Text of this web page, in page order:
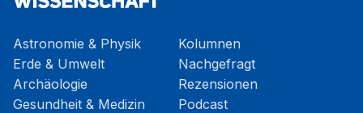
Astronomie & Physik
Erde & Umwelt
Archäologie
Gesundheit & Medizin
Kolumnen
Nachgefragt
Rezensionen
Podcast